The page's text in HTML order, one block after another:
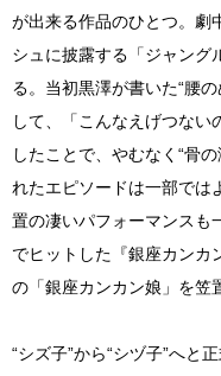
が出来る作品のひとつ。劇
シュに披露する「ジャング
る。当初黒澤が書いた“腰
して、「こんなえげつな
したことで、やむなく“骨
れたエピソードは一部では
置の凄いパフォーマンスも
でヒットした『銀座カンカ
の「銀座カンカン娘」を笠
“シズ子”から“シヅ子”へと